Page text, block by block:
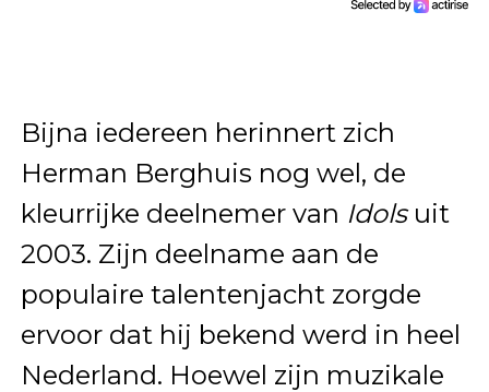
Bijna iedereen herinnert zich
Herman Berghuis nog wel, de
kleurrijke deelnemer van Idolsuit
2003. Zijn deelname aan de
populaire talentenjacht zorgde
ervoor dat hij bekend werd in heel
Nederland. Hoewel zijn muzikale